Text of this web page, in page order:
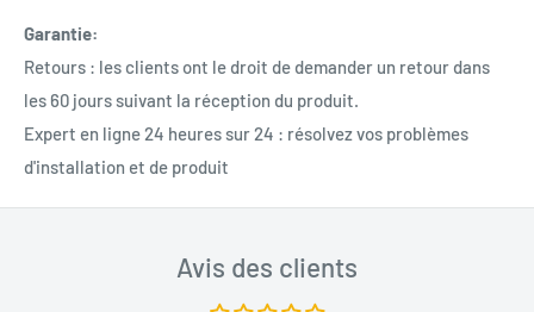
Garantie:
Retours : les clients ont le droit de demander un retour dans
les 60 jours suivant la réception du produit.
Expert en ligne 24 heures sur 24 : résolvez vos problèmes
d'installation et de produit
Avis des clients